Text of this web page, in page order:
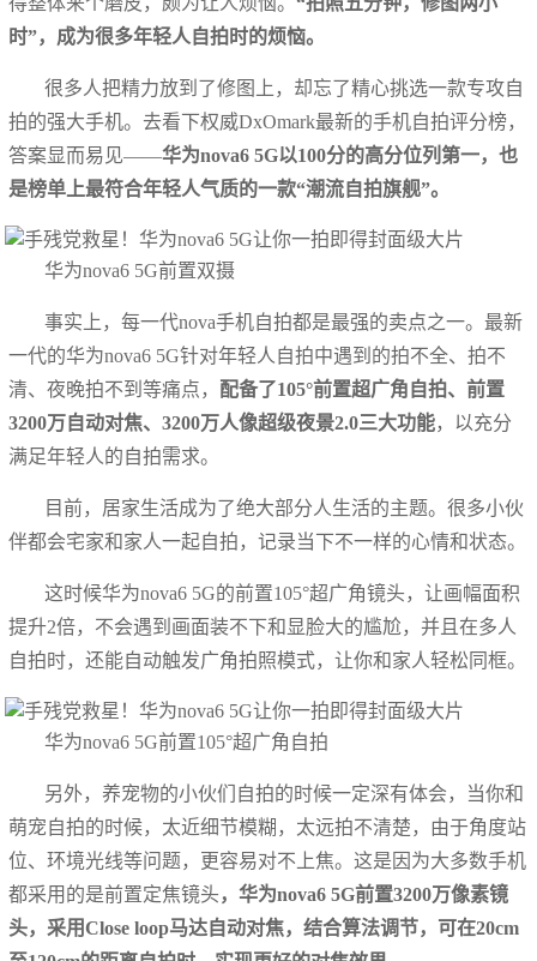
时”，成为很多年轻人自拍时的烦恼。
很多人把精力放到了修图上，却忘了精心挑选一款专攻自
拍的强大手机。去看下权威DxOmark最新的手机自拍评分榜，
答案显而易见——华为nova6 5G以100分的高分位列第一，也
是榜单上最符合年轻人气质的一款“潮流自拍旗舰”。
华为nova6 5G前置双摄
事实上，每一代nova手机自拍都是最强的卖点之一。最新
一代的华为nova6 5G针对年轻人自拍中遇到的拍不全、拍不
清、夜晚拍不到等痛点， 配备了105°前置超广角自拍、前置
3200万自动对焦、3200万人像超级夜景2.0三大功能，以充分
满足年轻人的自拍需求。
目前，居家生活成为了绝大部分人生活的主题。很多小伙
伴都会宅家和家人一起自拍，记录当下不一样的心情和状态。
这时候华为nova6 5G的前置105°超广角镜头，让画幅面积
提升2倍，不会遇到画面装不下和显脸大的尴尬，并且在多人
自拍时，还能自动触发广角拍照模式，让你和家人轻松同框。
华为nova6 5G前置105°超广角自拍
另外，养宠物的小伙们自拍的时候一定深有体会，当你和
萌宠自拍的时候，太近细节模糊，太远拍不清楚，由于角度站
位、环境光线等问题，更容易对不上焦。这是因为大多数手机
都采用的是前置定焦镜头，华为nova6 5G前置3200万像素镜
头，采用Close loop马达自动对焦，结合算法调节，可在20cm